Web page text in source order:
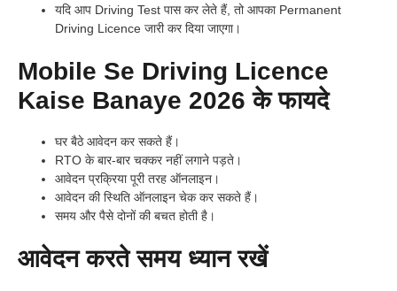
यदि आप Driving Test पास कर लेते हैं, तो आपका Permanent
Driving Licence जारी कर दिया जाएगा।
Mobile Se Driving Licence
Kaise Banaye 2026 के फायदे
घर बैठे आवेदन कर सकते हैं।
RTO के बार-बार चक्कर नहीं लगाने पड़ते।
आवेदन प्रक्रिया पूरी तरह ऑनलाइन।
आवेदन की स्थिति ऑनलाइन चेक कर सकते हैं।
समय और पैसे दोनों की बचत होती है।
आवेदन करते समय ध्यान रखें